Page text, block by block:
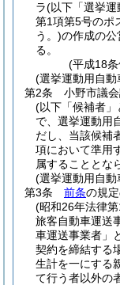
ラ(以下「選挙運
第1項第5号のポ
う。)の作成の公
る。
(平成18
(選挙運動用自
第2条
小野市議
(以下「候補者」
で、選挙運動用
だし、当該候補
項において準用
属することとな
(選挙運動用自
第3条
前条の規
(昭和26年法律
旅客自動車運送
車運送事業者」
契約を締結する
生計を一にする
て行う者以外の